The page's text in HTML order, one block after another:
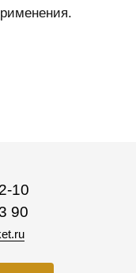
10
90